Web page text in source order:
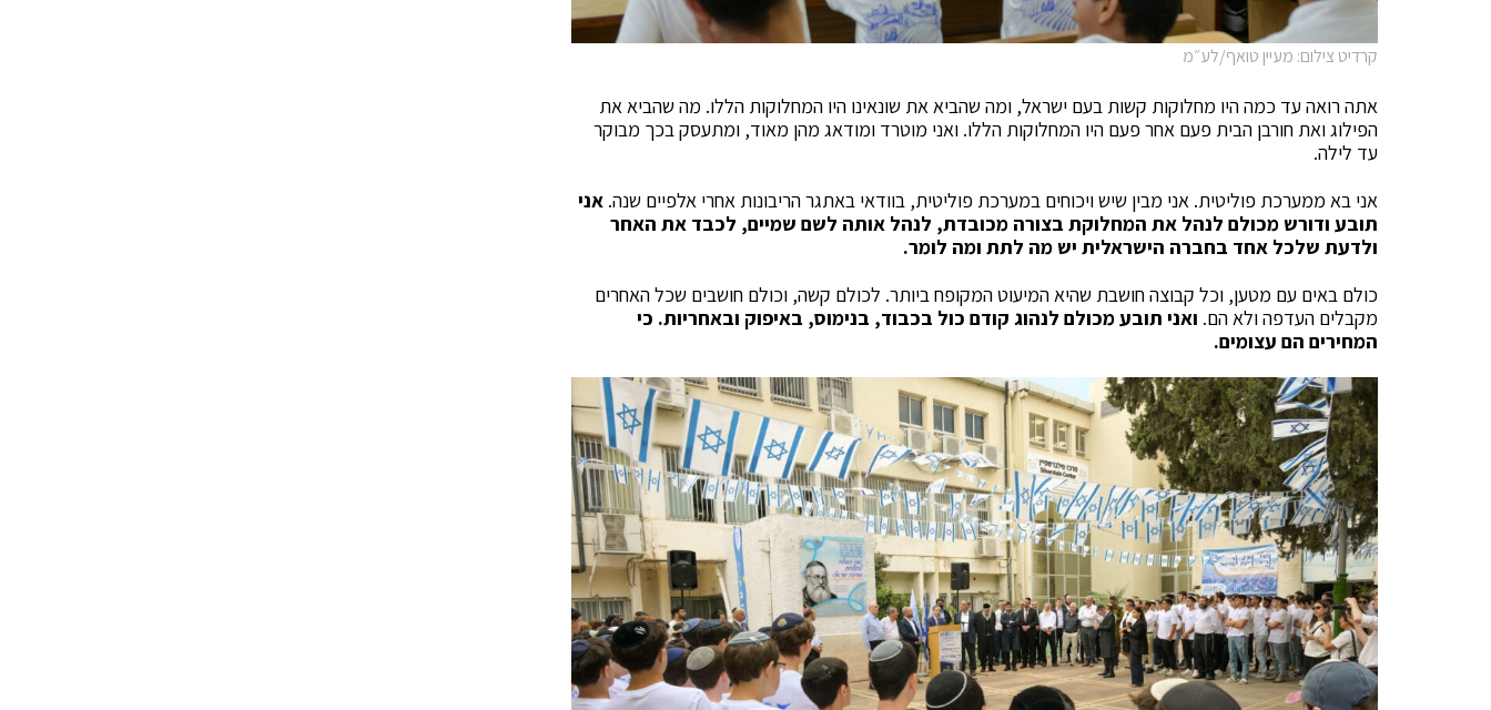
קרדיט צילום: מעיין טואף/לע״מ
אתה רואה עד כמה היו מחלוקות קשות בעם ישראל, ומה שהביא את שונאינו היו המחלוקות הללו. מה שהביא את
הפילוג ואת חורבן הבית פעם אחר פעם היו המחלוקות הללו. ואני מוטרד ומודאג מהן מאוד, ומתעסק בכך מבוקר
עד לילה.
אני בא ממערכת פוליטית. אני מבין שיש ויכוחים במערכת פוליטית, בוודאי באתגר הריבונות אחרי אלפיים שנה. אני
תובע ודורש מכולם לנהל את המחלוקת בצורה מכובדת, לנהל אותה לשם שמיים, לכבד את האחר
ולדעת שלכל אחד בחברה הישראלית יש מה לתת ומה לומר.
כולם באים עם מטען, וכל קבוצה חושבת שהיא המיעוט המקופח ביותר. לכולם קשה, וכולם חושבים שכל האחרים
מקבלים העדפה ולא הם. ואני תובע מכולם לנהוג קודם כול בכבוד, בנימוס, באיפוק ובאחריות. כי
המחירים הם עצומים.